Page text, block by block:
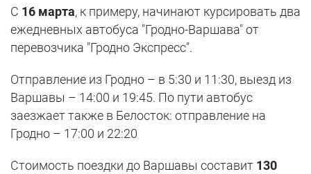
С 16 марта, к примеру, начинают курсировать два
ежедневных автобуса "Гродно-Варшава" от
перевозчика "Гродно Экспресс".
Отправление из Гродно – в 5:30 и 11:30, выезд из
Варшавы – 14:00 и 19:45. По пути автобус
заезжает также в Белосток: отправление на
Гродно – 17:00 и 22:20
Стоимость поездки до Варшавы составит 130